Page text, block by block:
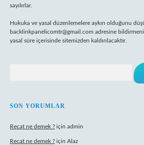
sayılırlar.
Hukuka ve yasal düzenlemelere aykırı olduğunu
backlinkpanelicomtr@gmail.com adresine
yasal süre içerisinde sitemizden kaldırılacaktır.
SON YORUMLAR
Recat ne demek ? için admin
Recat ne demek ? için Alaz